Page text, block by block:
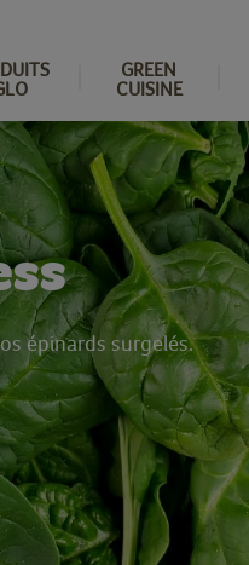
GREEN
CUISINE
épinards surgelés.